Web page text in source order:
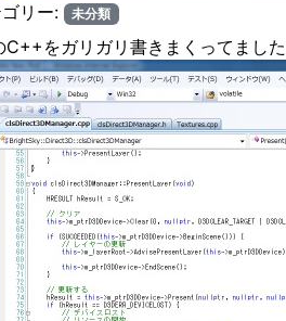
リー: 未分類
C++をガリガリ書きまくってまし